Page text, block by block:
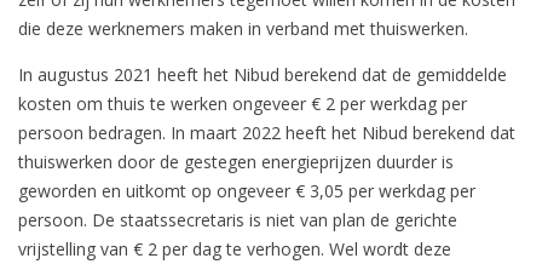
die deze werknemers maken in verband met thuiswerken.
In augustus 2021 heeft het Nibud berekend dat de gemiddelde
kosten om thuis te werken ongeveer € 2 per werkdag per
persoon bedragen. In maart 2022 heeft het Nibud berekend dat
thuiswerken door de gestegen energieprijzen duurder is
geworden en uitkomt op ongeveer € 3,05 per werkdag per
persoon. De staatssecretaris is niet van plan de gerichte
vrijstelling van € 2 per dag te verhogen. Wel wordt deze